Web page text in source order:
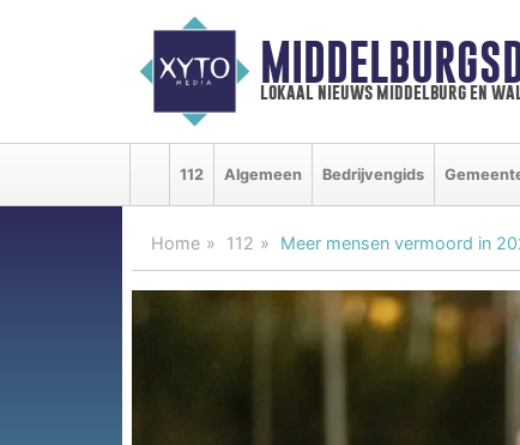
lokaal nieuws middelburg en
112 Algemeen Bedrijvengids
Home 112 Meer mensen vermoord in